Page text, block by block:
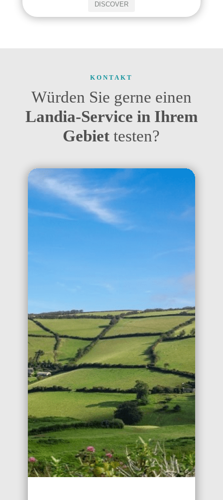
DISCOVER
KONTAKT
Würden Sie gerne einen
Landia-Service in Ihrem
Gebiet testen?